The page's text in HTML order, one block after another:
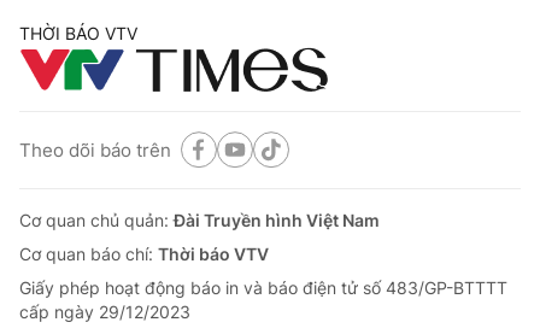
THỜI BÁO VTV
Theo dõi báo trên
Cơ quan chủ quản:Đài Truyền hình Việt Nam
Cơ quan báo chí: Thời báo VTV
Giấy phép hoạt động báo in và báo điện tử số 483/GP-BTTTT
cấp ngày 29/12/2023